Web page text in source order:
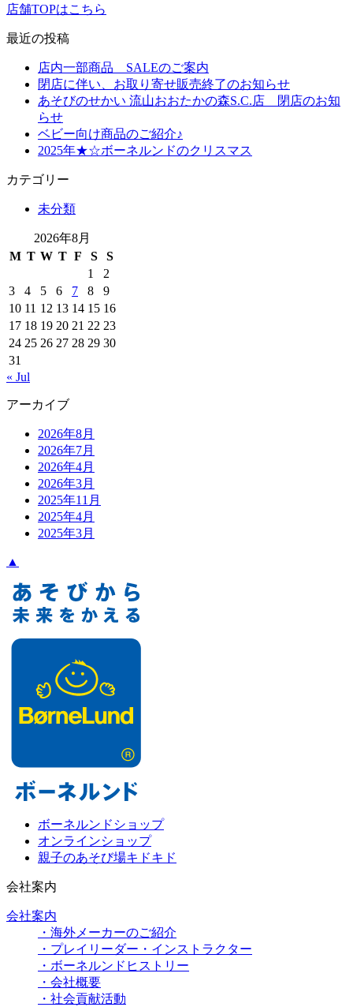
店舗TOPはこちら
最近の投稿
店内一部商品 SALEのご案内
閉店に伴い、お取り寄せ販売終了のお知らせ
あそびのせかい 流山おおたかの森S.C.店 閉店のお知
らせ
ベビー向け商品のご紹介♪
2025年★☆ボーネルンドのクリスマス
カテゴリー
未分類
2026年8月
M T W T F S
S
1
2
3
4 5 6 7 8
9
10 11 12 13 14 15 16
17 18 19 20 21 22 23
24 25 26 27 28 29 30
31
« Jul
アーカイブ
2026年8月
2026年7月
2026年4月
2026年3月
2025年11月
2025年4月
2025年3月
▲
ボーネルンドショップ
オンラインショップ
親子のあそび場キドキド
会社案内
会社案内
・海外メーカーのご紹介
・プレイリーダー・インストラクター
・ボーネルンドヒストリー
・会社概要
・社会貢献活動